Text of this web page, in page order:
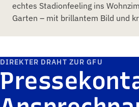
echtes Stadionfeeling ins
Garten – mit brillantem Bild und
DIREKTER DRAHT ZUR GFU